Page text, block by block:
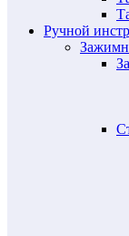
Ручной